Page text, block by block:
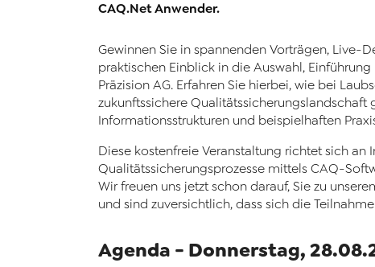
CAQ.Net Anwender.
Gewinnen Sie in spannenden Vorträgen, Live-
praktischen Einblick in die Auswahl,
Präzision AG. Erfahren Sie hierbei, wie bei
zukunftssichere Qualitätssicherungslandschaft
Informationsstrukturen und beispielhaften
Diese kostenfreie Veranstaltung richtet sich an
Qualitätssicherungsprozesse mittels CAQ-
Wir freuen uns jetzt schon darauf, Sie zu
und sind zuversichtlich, dass sich die
Agenda - Donnerstag,